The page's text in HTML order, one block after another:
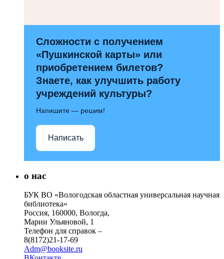
Сложности с получением
«Пушкинской карты» или
приобретением билетов?
Знаете, как улучшить работу
учреждений культуры?
Напишите — решим!
Написать
о нас
БУК ВО «Вологодская областная универсальная научная
библиотека»
Россия, 160000, Вологда,
Марии Ульяновой, 1
Телефон для справок –
8(8172)21-17-69
Adm@booksite.ru